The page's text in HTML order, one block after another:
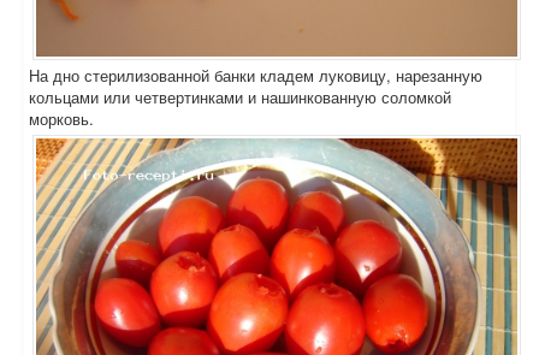
На дно стерилизованной банки кладем луковицу, нарезанную
кольцами или четвертинками и нашинкованную соломкой
морковь.